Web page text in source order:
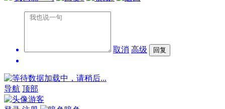
取消 高级
数据加载中，请稍后...
导航 顶部
游客